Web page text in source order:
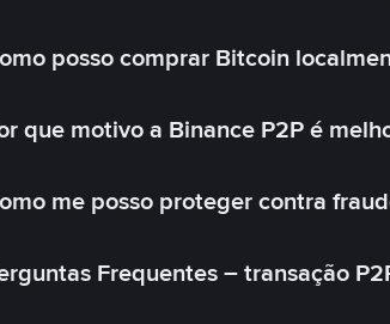
posso comprar Bitcoin
que motivo a Binance P2P é
me posso proteger contra
Frequentes – transação